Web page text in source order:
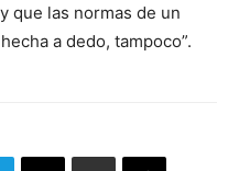
que las normas de un
a dedo, tampoco”.